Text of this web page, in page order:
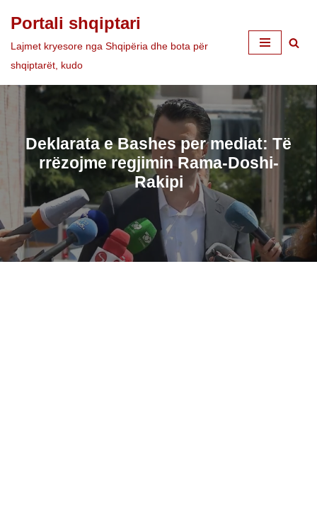
Skip
to
Portali shqiptari
Lajmet kryesore nga Shqipëria dhe bota për
shqiptarët, kudo
Deklarata e Bashes per mediat: Të
rrëzojme regjimin Rama-Doshi-
Rakipi